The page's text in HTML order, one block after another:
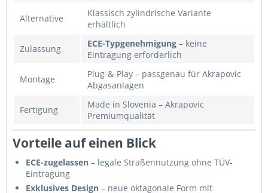
Alternative
Klassisch zylindrische Variante
erhältlich
Zulassung ECE-Typgenehmigung – keine
Eintragung erforderlich
Montage
Plug-&-Play – passgenau für Akrapovic
Abgasanlagen
Fertigung
Made in Slovenia – Akrapovic
Premiumqualität
Vorteile auf einen Blick
ECE-zugelassen – legale Straßennutzung ohne TÜV-
Eintragung
Exklusives Design – neue oktagonale Form mit